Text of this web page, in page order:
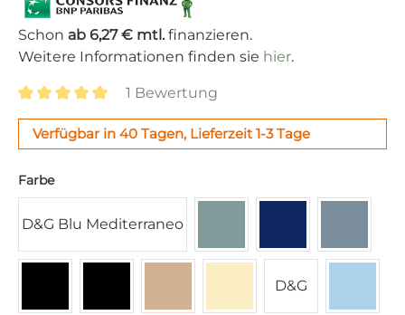
Schon ab 6,27 € mtl. finanzieren.
Weitere Informationen finden sie hier.
1 Bewertung
Verfügbar in 40 Tagen, Lieferzeit 1-3 Tage
Farbeauswählen
D&G Blu Mediterraneo
Champagner matt
Creme
D&G